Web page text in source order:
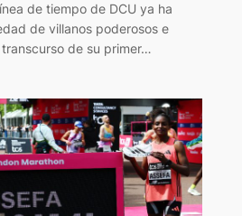
de tiempo de DCU ya ha
de villanos poderosos e
de su primer…